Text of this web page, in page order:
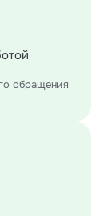
обращения